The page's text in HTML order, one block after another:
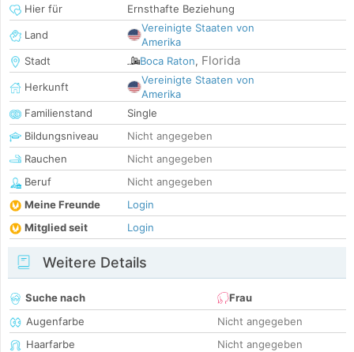
Hier für
Ernsthafte Beziehung
Land
Vereinigte Staaten von
Amerika
Stadt
Boca Raton, Florida
Herkunft
Vereinigte Staaten von
Amerika
Familienstand
Single
Bildungsniveau
Nicht angegeben
Rauchen
Nicht angegeben
Beruf
Nicht angegeben
Meine Freunde
Login
Mitglied seit
Login
Weitere Details
Suche nach
Frau
Augenfarbe
Nicht angegeben
Haarfarbe
Nicht angegeben